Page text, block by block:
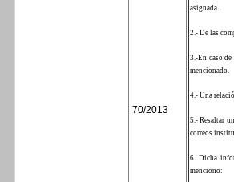
70/2013
asignada.
2.- De las
3.-En caso
mencionado.
4.- Una
5.- Resaltar
correos
6. Dicha
menciono: